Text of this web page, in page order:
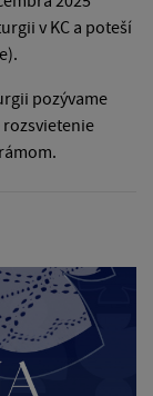
v KC a poteší
pozývame
rozsvietenie